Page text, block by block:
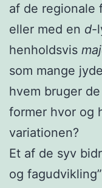
af de regionale
eller med en d-
henholdsvis
som mange
hvem bruger
former hvor og
variationen?
Et af de syv
og